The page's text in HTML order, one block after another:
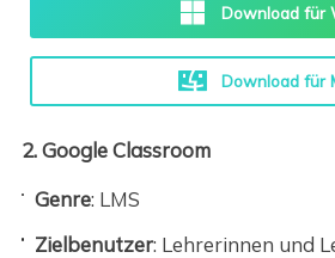
Download für
Download für
2. Google Classroom
Genre: LMS
Zielbenutzer: Lehrerinnen und